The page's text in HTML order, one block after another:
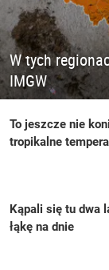
W tych
IMGW
To jeszcze nie
tropikalne
Kąpali się tu dwa
łąkę na dnie